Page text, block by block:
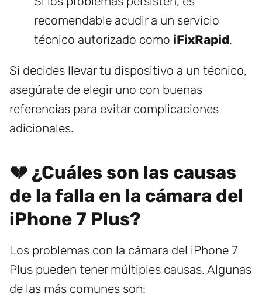
recomendable acudir a un servicio
técnico autorizado como iFixRapid.
Si decides llevar tu dispositivo a un técnico,
asegúrate de elegir uno con buenas
referencias para evitar complicaciones
adicionales.
💔 ¿Cuáles son las causas
de la falla en la cámara del
iPhone 7 Plus?
Los problemas con la cámara del iPhone 7
Plus pueden tener múltiples causas. Algunas
de las más comunes son: